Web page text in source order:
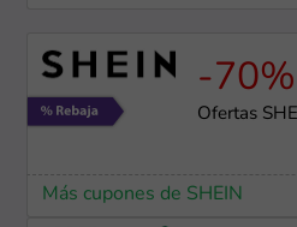
-70%
Ofertas
Más cupones de SHEIN